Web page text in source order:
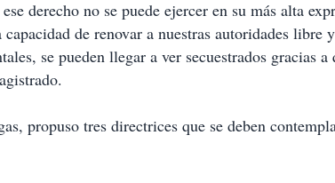
derecho no se puede ejercer en su más alta
de renovar a nuestras autoridades libre
se pueden llegar a ver secuestrados gracias
propuso tres directrices que se deben